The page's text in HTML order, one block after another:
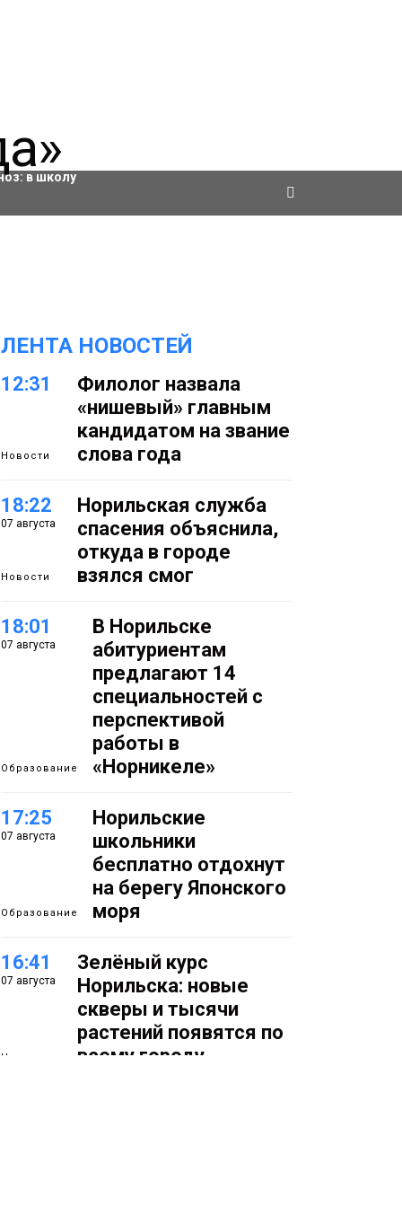
в школу
ЛЕНТА НОВОСТЕЙ
12:31
Новости
Филолог назвала
«нишевый» главным
кандидатом на звание
слова года
18:22
07 августа
Новости
Норильская служба
спасения объяснила,
откуда в городе
взялся смог
18:01
07 августа
Образование
В Норильске
абитуриентам
предлагают 14
специальностей с
перспективой
работы в
«Норникеле»
17:25
07 августа
Образование
Норильские
школьники
бесплатно отдохнут
на берегу Японского
моря
16:41
07 августа
Новости
Зелёный курс
Норильска: новые
скверы и тысячи
растений появятся по
всему городу